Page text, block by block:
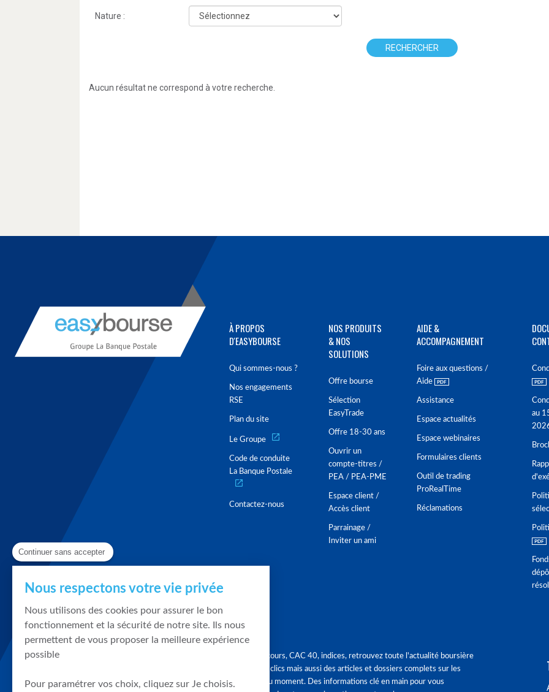
Nature :
RECHERCHER
Aucun résultat ne correspond à votre recherche.
À PROPOS
D'EASYBOURSE
Qui sommes-nous ?
Nos engagements
RSE
Plan du site
Le Groupe
Code de conduite
La Banque Postale
Contactez-nous
NOS PRODUITS
& NOS
SOLUTIONS
Offre bourse
Sélection
EasyTrade
Offre 18-30 ans
Ouvrir un
compte-titres /
PEA / PEA-PME
Espace client /
Accès client
Parrainage /
Inviter un ami
AIDE &
ACCOMPAGNEMENT
Foire aux questions /
Aide
Assistance
Espace actualités
Espace webinaires
Formulaires clients
Outil de trading
ProRealTime
Réclamations
au
Graphique, cours, CAC 40, indices, retrouvez toute l'actualité boursière
en quelques clics mais aussi des articles et dossiers complets sur les
tendances du moment. Des informations clé en main pour vous
Continuer sans accepter
Nous respectons votre vie privée
Nous utilisons des cookies pour assurer le bon
fonctionnement et la sécurité de notre site. Ils nous
permettent de vous proposer la meilleure expérience
possible
Pour paramétrer vos choix, cliquez sur Je choisis.